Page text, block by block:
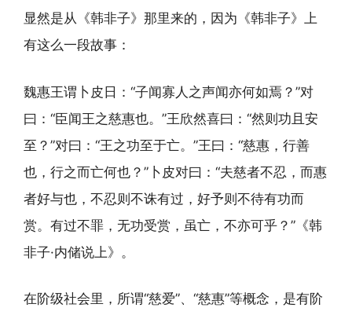
显然是从《韩非子》那里来的，因为《韩非子》上
有这么一段故事：
魏惠王谓卜皮日：“子闻寡人之声闻亦何如焉？”对
曰：“臣闻王之慈惠也。”王欣然喜曰：“然则功且安
至？”对曰：“王之功至于亡。”王曰：“慈惠，行善
也，行之而亡何也？”卜皮对曰：“夫慈者不忍，而惠
者好与也，不忍则不诛有过，好予则不待有功而
赏。有过不罪，无功受赏，虽亡，不亦可乎？”《韩
非子·内储说上》。
在阶级社会里，所谓“慈爱”、“慈惠”等概念，是有阶